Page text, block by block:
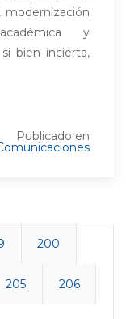
modernización
y
bien incierta,
Publicado en
200
205 206